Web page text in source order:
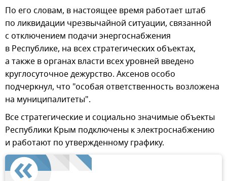
По его словам, в настоящее время работает штаб
по ликвидации чрезвычайной ситуации, связанной
с отключением подачи энергоснабжения
в Республике, на всех стратегических объектах,
а также в органах власти всех уровней введено
круглосуточное дежурство. Аксенов особо
подчеркнул, что "особая ответственность возложена
на муниципалитеты".
Все стратегические и социально значимые объекты
Республики Крым подключены к электроснабжению
и работают по утвержденному графику.